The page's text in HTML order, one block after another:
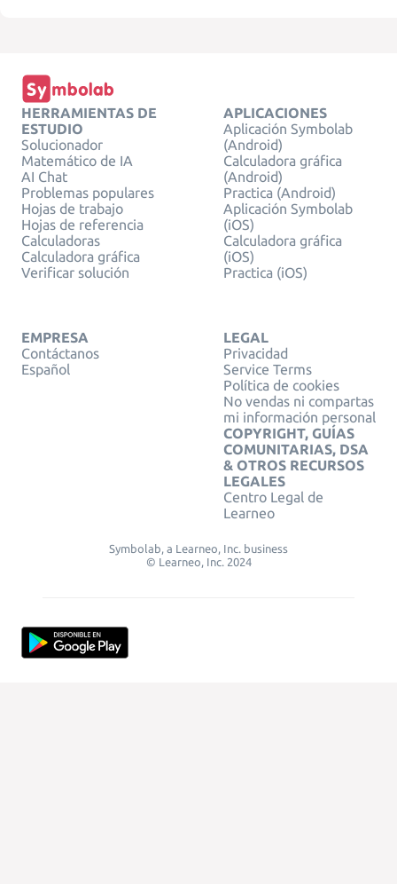
HERRAMIENTAS DE
ESTUDIO
Solucionador
Matemático de IA
AI Chat
Problemas populares
Hojas de trabajo
Hojas de referencia
Calculadoras
Calculadora gráfica
Verificar solución
APLICACIONES
Aplicación Symbolab
(Android)
Calculadora gráfica
(Android)
Practica (Android)
Aplicación Symbolab
(iOS)
Calculadora gráfica
(iOS)
Practica (iOS)
EMPRESA
Contáctanos
Español
LEGAL
Privacidad
Service Terms
Política de cookies
No vendas ni compartas
mi información personal
COPYRIGHT, GUÍAS
COMUNITARIAS, DSA
& OTROS RECURSOS
LEGALES
Centro Legal de
Learneo
Symbolab, a Learneo, Inc. business
© Learneo, Inc. 2024